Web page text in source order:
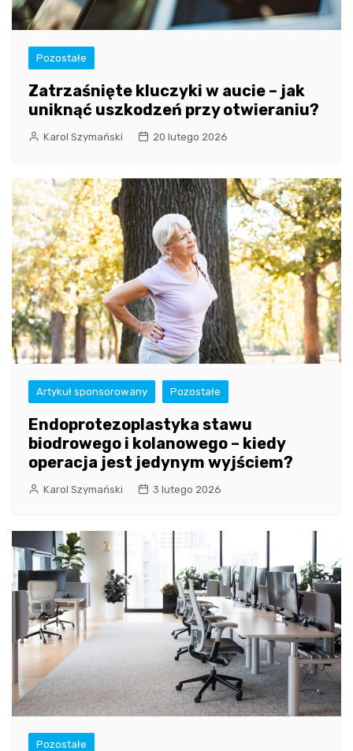
Pozostałe
Zatrzaśnięte kluczyki w aucie – jak
uniknąć uszkodzeń przy otwieraniu?
Karol Szymański 20 lutego 2026
Artykuł sponsorowany Pozostałe
Endoprotezoplastyka stawu
biodrowego i kolanowego – kiedy
operacja jest jedynym wyjściem?
Karol Szymański 3 lutego 2026
Pozostałe